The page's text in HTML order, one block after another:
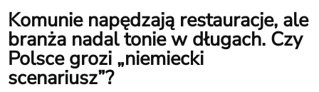
Komunie napędzają restauracje, ale
branża nadal tonie w długach. Czy
Polsce grozi „niemiecki
scenariusz”?